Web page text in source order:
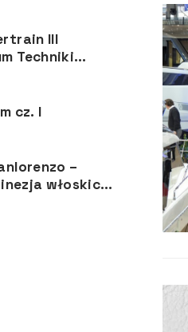
III
Techniki
cz. I
–
włoskich